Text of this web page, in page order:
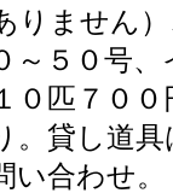
りません
～５０号、
０匹７００
。貸し道具
い合わせ。